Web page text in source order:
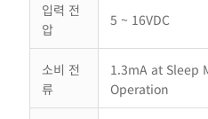
입력 전
압
5 ~ 16VDC
소비 전
류
1.3mA at
Operation